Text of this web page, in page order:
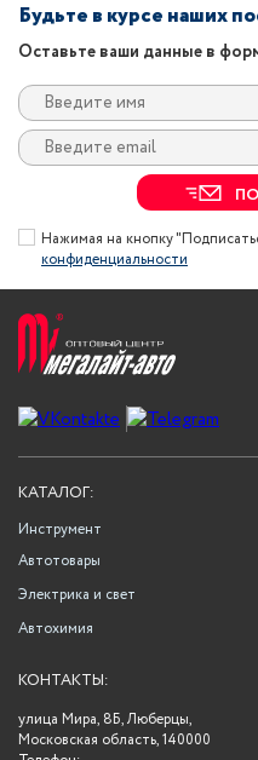
Будьте в курсе наших
Оставьте ваши данные в
Нажимая на кнопку
конфиденциальности
КАТАЛОГ:
Инструмент
Автотовары
Электрика и свет
Автохимия
КОНТАКТЫ:
улица Мира, 8Б, Люберцы,
Московская область, 140000